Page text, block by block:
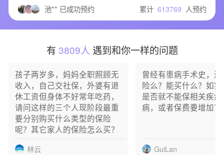
池** 已成功预约
拾** 已成功预约
李** 已成功预约
韩** 已成功预约
芋** 已成功预约
1** 已成功预约
1** 已成功预约
1** 已成功预约
1** 已成功预约
1** 已成功预约
1** 已成功预约
累计 613769 人预约
有 3809人 遇到和你一样的问题
孩子两岁多，妈妈全职照顾无
收入，自己交社保，外婆有退
休工资但身体不好常年吃药，
请问这样的三个人现阶段最重
要分别购买什么类型的保险
呢？其它家人的保险怎么买？
林云
曾经有患病手术史，
险么？能买什么？如
是否就不能保相关疾
病，或者保费要增加？
GuiLan